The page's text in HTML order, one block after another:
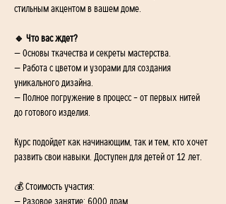
стильным акцентом в вашем доме.
🔹 Что вас ждет?
— Основы ткачества и секреты мастерства.
— Работа с цветом и узорами для создания
уникального дизайна.
— Полное погружение в процесс – от первых нитей
до готового изделия.
Курс подойдет как начинающим, так и тем, кто хочет
развить свои навыки. Доступен для детей от 12 лет.
💰 Стоимость участия:
— Разовое занятие: 6000 драм